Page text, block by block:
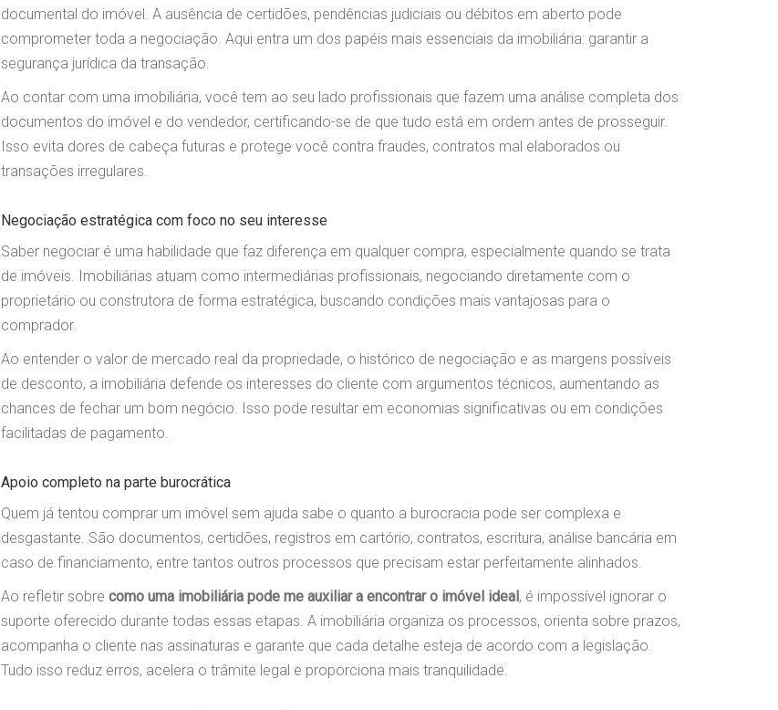
documental do imóvel. A ausência de certidões, pendências judiciais ou débitos em aberto pode
comprometer toda a negociação. Aqui entra um dos papéis mais essenciais da imobiliária: garantir a
segurança jurídica da transação.
Ao contar com uma imobiliária, você tem ao seu lado profissionais que fazem uma análise completa dos
documentos do imóvel e do vendedor, certificando-se de que tudo está em ordem antes de prosseguir.
Isso evita dores de cabeça futuras e protege você contra fraudes, contratos mal elaborados ou
transações irregulares.
Negociação estratégica com foco no seu interesse
Saber negociar é uma habilidade que faz diferença em qualquer compra, especialmente quando se trata
de imóveis. Imobiliárias atuam como intermediárias profissionais, negociando diretamente com o
proprietário ou construtora de forma estratégica, buscando condições mais vantajosas para o
comprador.
Ao entender o valor de mercado real da propriedade, o histórico de negociação e as margens possíveis
de desconto, a imobiliária defende os interesses do cliente com argumentos técnicos, aumentando as
chances de fechar um bom negócio. Isso pode resultar em economias significativas ou em condições
facilitadas de pagamento.
Apoio completo na parte burocrática
Quem já tentou comprar um imóvel sem ajuda sabe o quanto a burocracia pode ser complexa e
desgastante. São documentos, certidões, registros em cartório, contratos, escritura, análise bancária em
caso de financiamento, entre tantos outros processos que precisam estar perfeitamente alinhados.
Ao refletir sobre como uma imobiliária pode me auxiliar a encontrar o imóvel ideal , é impossível ignorar o
suporte oferecido durante todas essas etapas. A imobiliária organiza os processos, orienta sobre prazos,
acompanha o cliente nas assinaturas e garante que cada detalhe esteja de acordo com a legislação.
Tudo isso reduz erros, acelera o trâmite legal e proporciona mais tranquilidade.